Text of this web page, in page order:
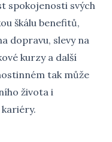
spokojenosti svých
škálu benefitů,
dopravu, slevy na
kurzy a další
tak může
života i